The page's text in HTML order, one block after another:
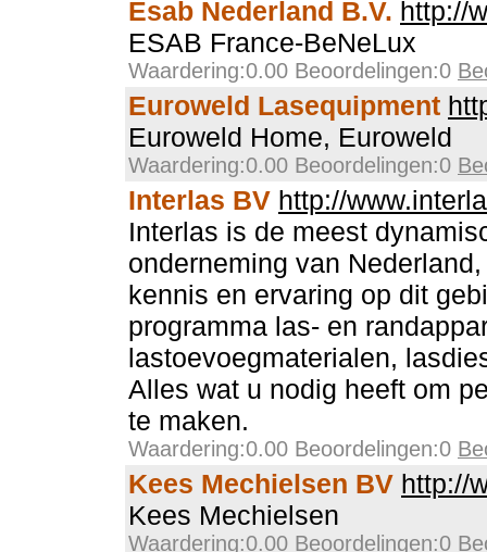
Esab Nederland B.V. http://
ESAB France-BeNeLux
Waardering:0.00 Beoordelingen:0
Euroweld Lasequipment
Euroweld Home, Euroweld
Waardering:0.00 Beoordelingen:0
Interlas BV http://
Interlas is de meest
onderneming van
kennis en ervaring op dit
programma las- en
lastoevoegmaterialen,
Alles wat u nodig heeft om
te maken.
Waardering:0.00 Beoordelingen:0
Kees Mechielsen BV http://
Kees Mechielsen
Waardering:0.00 Beoordelingen:0